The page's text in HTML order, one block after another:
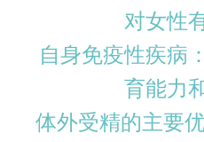
对女性
自身免疫性疾病
育能力
体外受精的主要